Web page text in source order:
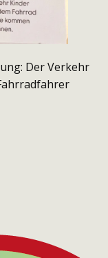
Der Verkehr